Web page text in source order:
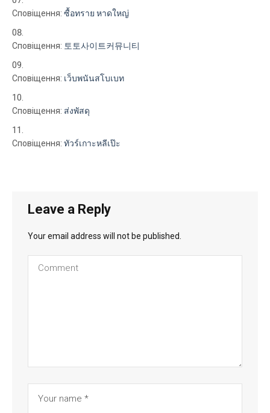
Сповіщення: ซื้อทราย หาดใหญ่
Сповіщення: 토토사이트커뮤니티
Сповіщення: เว็บพนันสโบเบท
Сповіщення: ส่งพัสดุ
Сповіщення: ทัวร์เกาะหลีเป๊ะ
Leave a Reply
Your email address will not be published.